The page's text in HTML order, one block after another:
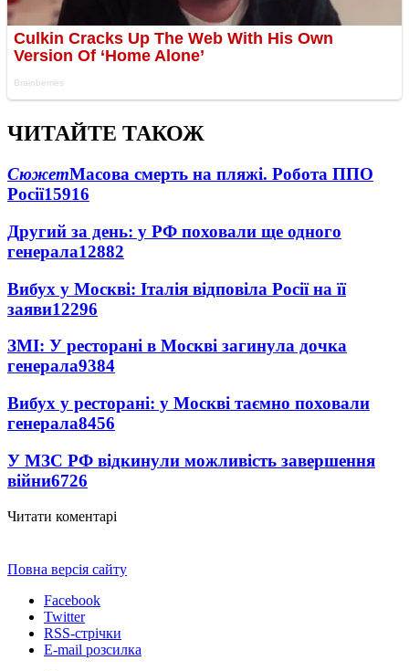
ЧИТАЙТЕ ТАКОЖ
СюжетМасова смерть на пляжі. Робота ППО
Росії15916
Другий за день: у РФ поховали ще одного
генерала12882
Вибух у Москві: Італія відповіла Росії на її
заяви12296
ЗМІ: У ресторані в Москві загинула дочка
генерала9384
Вибух у ресторані: у Москві таємно поховали
генерала8456
У МЗС РФ відкинули можливість завершення
війни6726
Читати коментарі
Повна версія сайту
Facebook
Twitter
RSS-стрічки
E-mail розсилка